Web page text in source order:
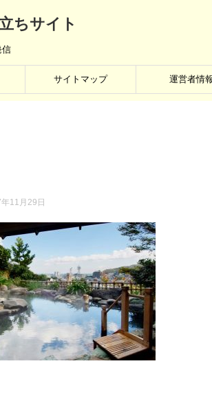
ちサイト
信
サイトマップ 運営者情
11月29日